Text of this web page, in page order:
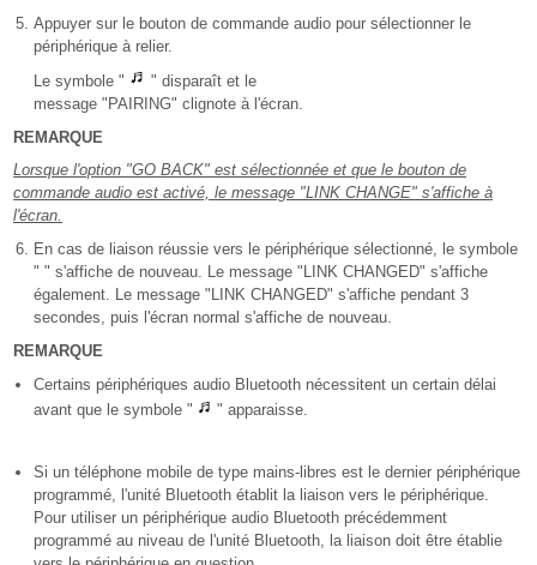
Appuyer sur le bouton de commande audio pour sélectionner le
périphérique à relier.
Le symbole "
" disparaît et le
message "PAIRING" clignote à l'écran.
REMARQUE
Lorsque l'option "GO BACK" est sélectionnée et que le bouton de
commande audio est activé, le message "LINK CHANGE" s'affiche à
l'écran.
En cas de liaison réussie vers le périphérique sélectionné, le symbole
" " s'affiche de nouveau. Le message "LINK CHANGED" s'affiche
également. Le message "LINK CHANGED" s'affiche pendant 3
secondes, puis l'écran normal s'affiche de nouveau.
REMARQUE
Certains périphériques audio Bluetooth nécessitent un certain délai
avant que le symbole "
" apparaisse.
Si un téléphone mobile de type mains-libres est le dernier périphérique
programmé, l'unité Bluetooth établit la liaison vers le périphérique.
Pour utiliser un périphérique audio Bluetooth précédemment
programmé au niveau de l'unité Bluetooth, la liaison doit être établie